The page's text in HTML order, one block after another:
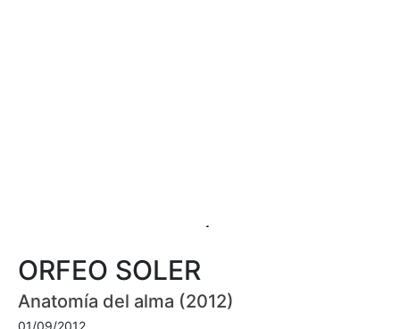
ORFEO SOLER
Anatomía del alma (2012)
01/09/2012